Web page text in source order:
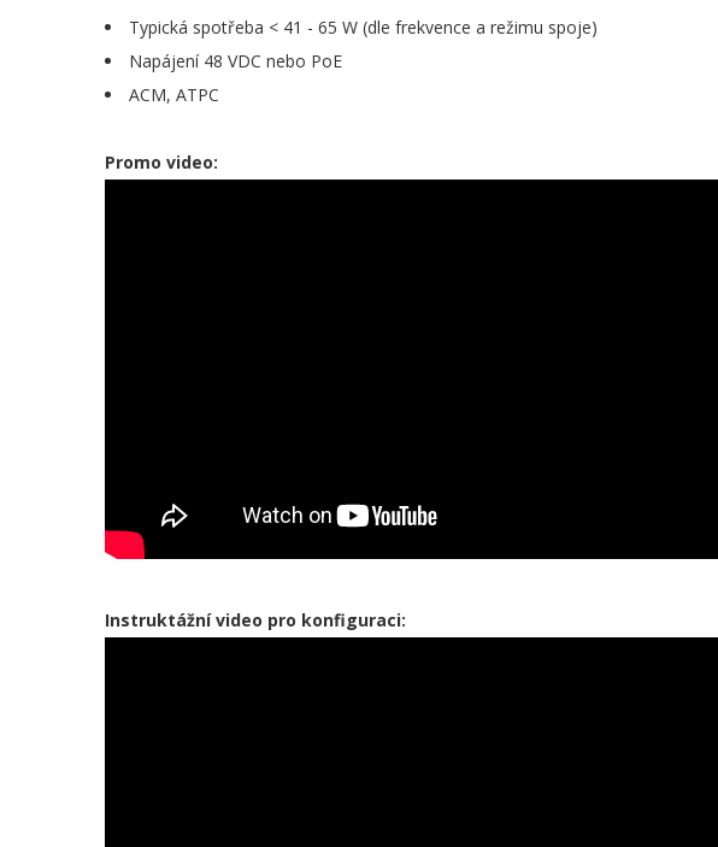
Typická spotřeba < 41 - 65 W (dle frekvence a režimu spoje)
Napájení 48 VDC nebo PoE
ACM, ATPC
Promo video:
Instruktážní video pro konfiguraci: